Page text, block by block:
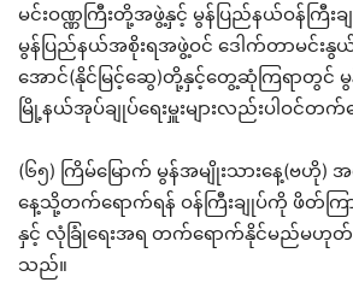
မင်းဝဏ္ဏကြီးတို့အဖွဲ့နှင့် မွန်ပြည်နယ်ဝန်ကြီးချု
မွန်ပြည်နယ်အစိုးရအဖွဲ့ဝင် ဒေါက်တာမင်းနွ
အောင်(နိုင်မြင့်ဆွေ)တို့နှင့်တွေ့ဆုံကြရာတွင် မွ
မြို့နယ်အုပ်ချုပ်ရေးမှူးများလည်းပါဝင်တ
(၆၅) ကြိမ်မြောက် မွန်အမျိုးသားနေ့(ဗဟို) အ
နေ့သို့တက်ရောက်ရန် ဝန်ကြီးချုပ်ကို ဖိတ်က
နှင့် လုံခြုံရေးအရ တက်ရောက်နိုင်မည်မဟုတ်ကြ
သည်။